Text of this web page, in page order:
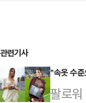
관련기사
"속옷 수
팔로